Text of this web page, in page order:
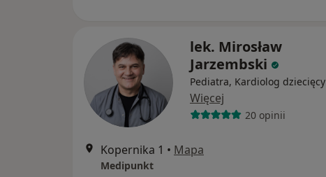
lek. Mirosław
Jarzembski
Pediatra, Kardiolog dziecięcy
Więcej
20 opinii
Kopernika 1 • Mapa
Medipunkt